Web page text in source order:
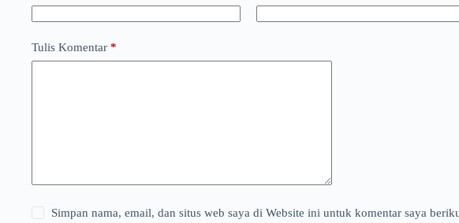
Tulis Komentar *
Simpan nama, email, dan situs web saya di Website ini untuk komentar saya